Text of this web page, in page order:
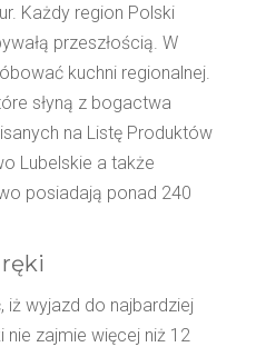
Każdy region Polski
przeszłością. W
kuchni regionalnej.
słyną z bogactwa
na Listę Produktów
Lubelskie a także
posiadają ponad 240
iż wyjazd do najbardziej
zajmie więcej niż 12